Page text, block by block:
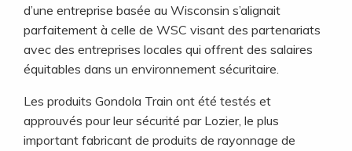
d’une entreprise basée au Wisconsin s’alignait
parfaitement à celle de WSC visant des partenariats
avec des entreprises locales qui offrent des salaires
équitables dans un environnement sécuritaire.
Les produits Gondola Train ont été testés et
approuvés pour leur sécurité par Lozier, le plus
important fabricant de produits de rayonnage de